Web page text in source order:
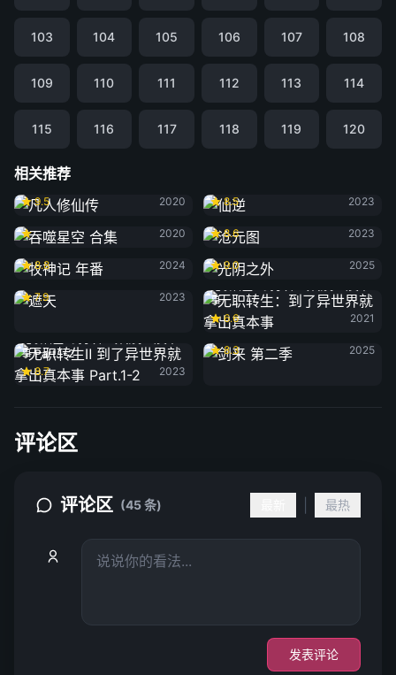
103 104 105 106 107 108
109 110 111 112 113 114
115 116 117 118 119 120
相关推荐
凡人修仙传
9.5
2020
8.5
2023
吞噬星空 合集
2020
沧元图
8.6
2023
牧神记 年番
8.8
2024
光阴之外
9.0
2025
遮天
7.9
2023
事
6.6
2021
事 Part.1-2
8.7
2023
剑来 第二季
8.3
2025
评论区
评论区 (45 条) 最热
发表评论